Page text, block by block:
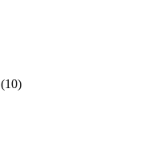
(10)